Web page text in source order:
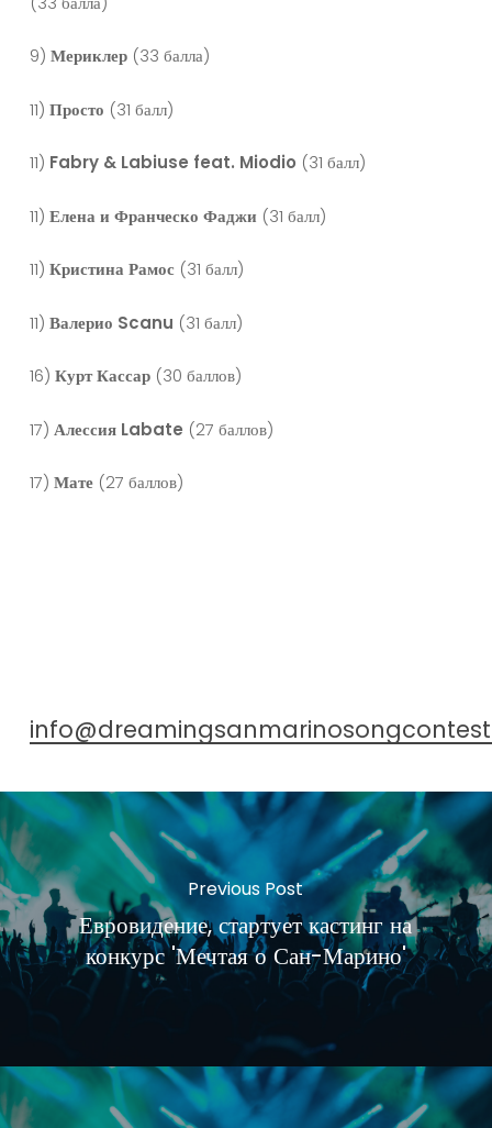
9) Мериклер(33 балла)
11) Просто (31 балл)
11) Fabry & Labiuse feat. Miodio (31 балл)
11) Елена и Франческо Фаджи (31 балл)
11) Кристина Рамос (31 балл)
11) Валерио Scanu (31 балл)
16) КуртКассар(30 баллов)
17) Алессия Labate (27 баллов)
17) Мате(27 баллов)
Previous Post
Евровидение, стартует кастинг на
конкурс 'Мечтая о Сан-Марино'